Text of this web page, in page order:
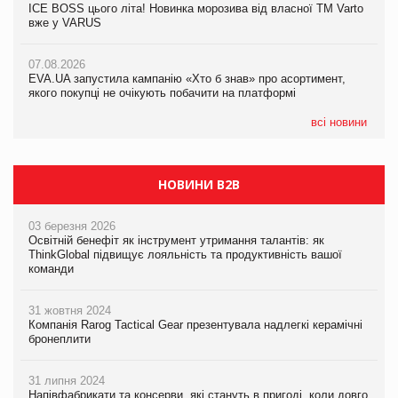
ICE BOSS цього літа! Новинка морозива від власної ТМ Varto
вже у VARUS
07.08.2026
EVA.UA запустила кампанію «Хто б знав» про асортимент,
якого покупці не очікують побачити на платформі
всі новини
06.08.2026
Смачна новинка для хвостатих: у VARUS з’явилися паучі
05.08.2026
Мережа супермаркетів VARUS купує мережу магазинів
НОВИНИ B2B
03 березня 2026
Освітній бенефіт як інструмент утримання талантів: як
ThinkGlobal підвищує лояльність та продуктивність вашої
команди
31 жовтня 2024
Компанія Rarog Tactical Gear презентувала надлегкі керамічні
бронеплити
31 липня 2024
Напівфабрикати та консерви, які стануть в пригоді, коли довго